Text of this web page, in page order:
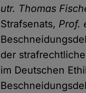
utr. Thomas
Strafsenats, Prof.
der
im Deutschen